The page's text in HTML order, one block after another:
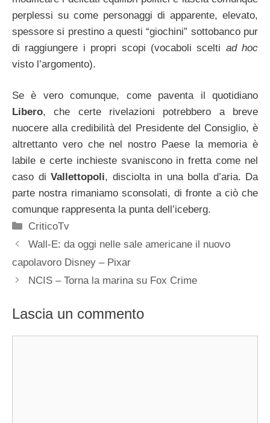
perplessi su come personaggi di apparente, elevato,
spessore si prestino a questi “giochini” sottobanco pur
di raggiungere i propri scopi (vocaboli scelti ad hoc
visto l’argomento).
Se è vero comunque, come paventa il quotidiano
Libero, che certe rivelazioni potrebbero a breve
nuocere alla credibilità del Presidente del Consiglio, è
altrettanto vero che nel nostro Paese la memoria è
labile e certe inchieste svaniscono in fretta come nel
caso di Vallettopoli, disciolta in una bolla d’aria. Da
parte nostra rimaniamo sconsolati, di fronte a ciò che
comunque rappresenta la punta dell’iceberg.
Categorie
CriticoTv
Wall-E: da oggi nelle sale americane il nuovo
capolavoro Disney – Pixar
NCIS – Torna la marina su Fox Crime
Lascia un commento